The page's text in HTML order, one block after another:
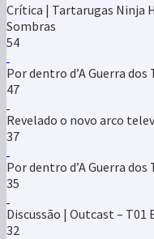
Crítica | Tartarugas Ninja
Sombras
54
Por dentro d’A Guerra dos
47
Revelado o novo arco
37
Por dentro d’A Guerra
35
Discussão | Outcast – T01
32